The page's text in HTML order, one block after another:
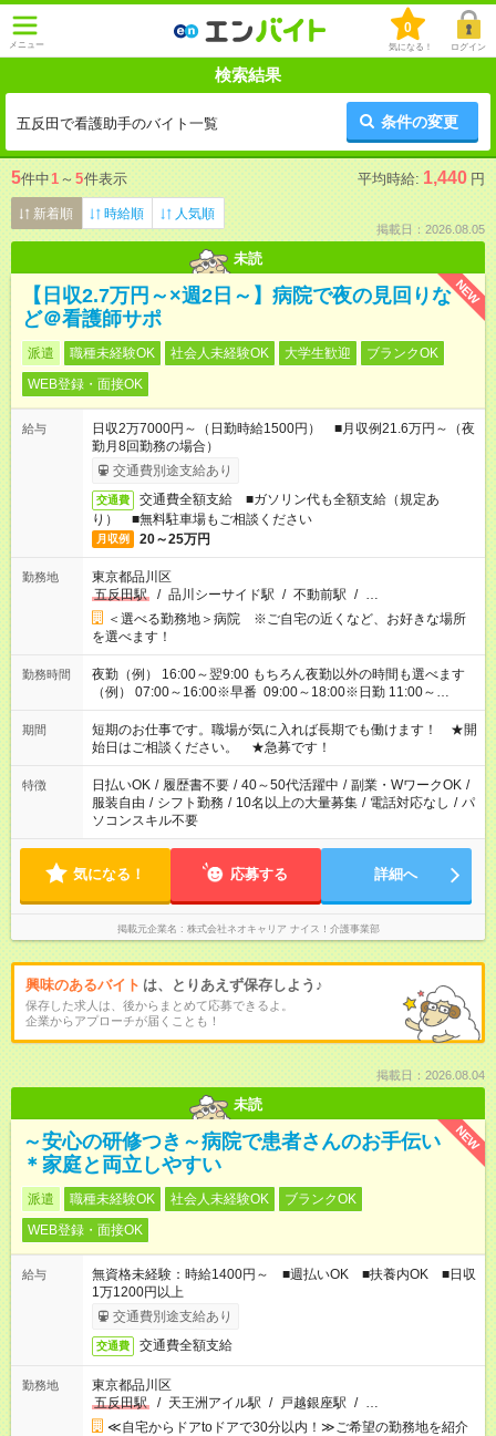
メニュー
0
気になる！ ログイン
検索結果
五反田で看護助手のバイト一覧 条件の変更
5件中1 ～ 5件表示 平均時給: 1,440 円
新着順 時給順 人気順
掲載日：2026.08.05
未読
NEW
【日収2.7万円～×週2日～】病院で夜の見回りな
ど＠看護師サポ
派遣 職種未経験OK 社会人未経験OK 大学生歓迎
ブランクOK
WEB登録・面接OK
給与
日収2万7000円～（日勤時給1500円） ■月収例21.6万円～（夜
勤月8回勤務の場合）
交通費別途支給あり
交通費
交通費全額支給 ■ガソリン代も全額支給（規定あ
り） ■無料駐車場もご相談ください
月収例 20～25万円
勤務地
東京都品川区
五反田駅
/ 品川シーサイド駅 / 不動前駅 / …
＜選べる勤務地＞病院 ※ご自宅の近くなど、お好きな場所
を選べます！
勤務時間
夜勤（例） 16:00～翌9:00 もちろん夜勤以外の時間も選べます
（例） 07:00～16:00※早番 09:00～18:00※日勤 11:00～
20:00※遅番 ※時間は、固定・選べる施設もあるので、ご希望が
あれば調整できます！ ※シフト制。勤務地により実働時間が異
なります。★家庭の都合でお休みが必要な場合も遠慮なくご相談
ください。
期間
短期のお仕事です。職場が気に入れば長期でも働けます！ ★開
始日はご相談ください。 ★急募です！
特徴 日払いOK / 履歴書不要 / 40～50代活躍中 / 副業・WワークOK /
服装自由 / シフト勤務 / 10名以上の大量募集 / 電話対応なし / パ
ソコンスキル不要
気になる！ 応募する 詳細へ
掲載元企業名 株式会社ネオキャリア ナイス！介護事業部
興味のあるバイト は、とりあえず保存しよう♪
保存した求人は、後からまとめて応募できるよ。
企業からアプローチが届くことも！
掲載日：2026.08.04
未読
NEW
～安心の研修つき～病院で患者さんのお手伝い
＊家庭と両立しやすい
派遣 職種未経験OK 社会人未経験OK
ブランクOK
WEB登録・面接OK
給与
無資格未経験：時給1400円～ ■週払いOK ■扶養内OK ■日収
1万1200円以上
交通費別途支給あり
交通費 交通費全額支給
勤務地
東京都品川区
五反田駅
/ 天王洲アイル駅 / 戸越銀座駅 / …
≪自宅からドアtoドアで30分以内！≫ご希望の勤務地を紹介